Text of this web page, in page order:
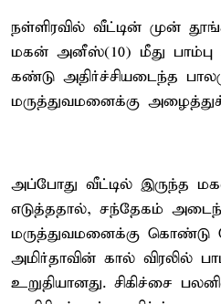
நள்ளிரவில் வீட்டின் முன்
மகன் அனீஸ்(10) மீது
கண்டு அதிர்ச்சியடைந்த
மருத்துவமனைக்கு
அப்போது வீட்டில் இருந்த
எடுத்ததால், சந்தேகம்
மருத்துவமனைக்கு கொண்டு
அமிர்தாவின் கால் விரலில்
உறுதியானது. சிகிச்சை